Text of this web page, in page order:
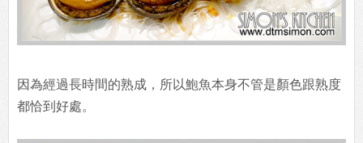
因為經過長時間的熟成，所以鮑魚本身不管是顏色跟熟度
都恰到好處。